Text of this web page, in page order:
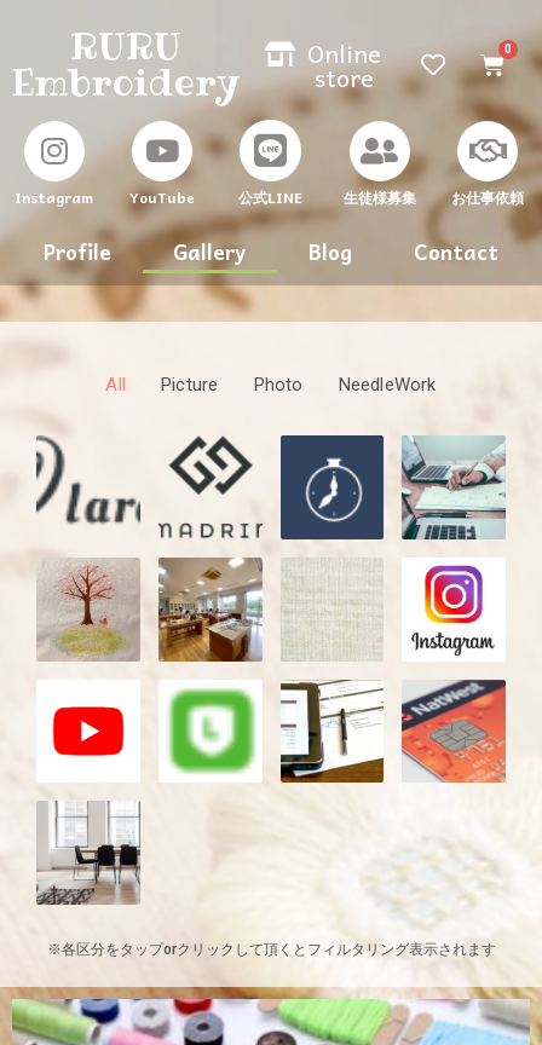
RURU
Embroidery
Online
store
Instagram YouTube 公式LINE 生徒様募集 お仕事依頼
Profile Gallery Blog Contact
All Picture Photo NeedleWork
※各区分をタップorクリックして頂くとフィルタリング表示されます